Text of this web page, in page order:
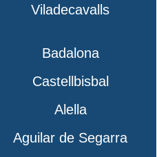
Viladecavalls
Badalona
Castellbisbal
Alella
Aguilar de Segarra